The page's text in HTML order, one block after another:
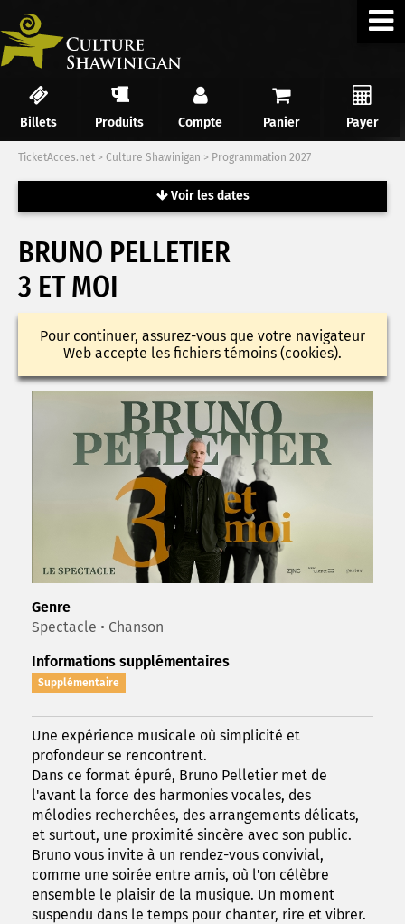
Billets Produits Compte Panier Payer
TicketAcces.net > Culture Shawinigan > Programmation 2027
Voir les dates
BRUNO PELLETIER
3 ET MOI
Pour continuer, assurez-vous que votre navigateur
Web accepte les fichiers témoins (cookies).
Genre
Spectacle • Chanson
Informations supplémentaires
Supplémentaire
Une expérience musicale où simplicité et
profondeur se rencontrent.
Dans ce format épuré, Bruno Pelletier met de
l'avant la force des harmonies vocales, des
mélodies recherchées, des arrangements délicats,
et surtout, une proximité sincère avec son public.
Bruno vous invite à un rendez-vous convivial,
comme une soirée entre amis, où l'on célèbre
ensemble le plaisir de la musique. Un moment
suspendu dans le temps pour chanter, rire et vibrer.